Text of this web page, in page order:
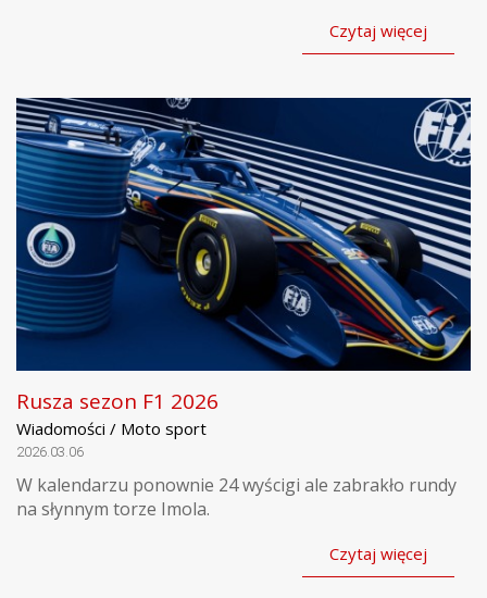
Czytaj więcej
Rusza sezon F1 2026
Wiadomości / Moto sport
2026.03.06
W kalendarzu ponownie 24 wyścigi ale zabrakło rundy
na słynnym torze Imola.
Czytaj więcej